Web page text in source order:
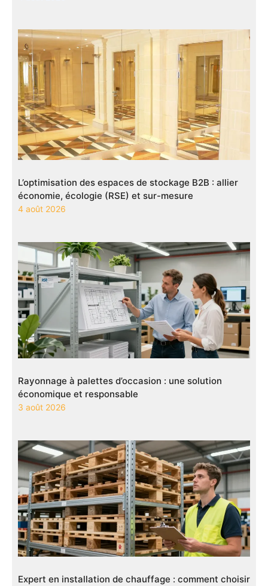
L’optimisation des espaces de stockage B2B : allier
économie, écologie (RSE) et sur-mesure
4 août 2026
Rayonnage à palettes d’occasion : une solution
économique et responsable
3 août 2026
Expert en installation de chauffage : comment choisir